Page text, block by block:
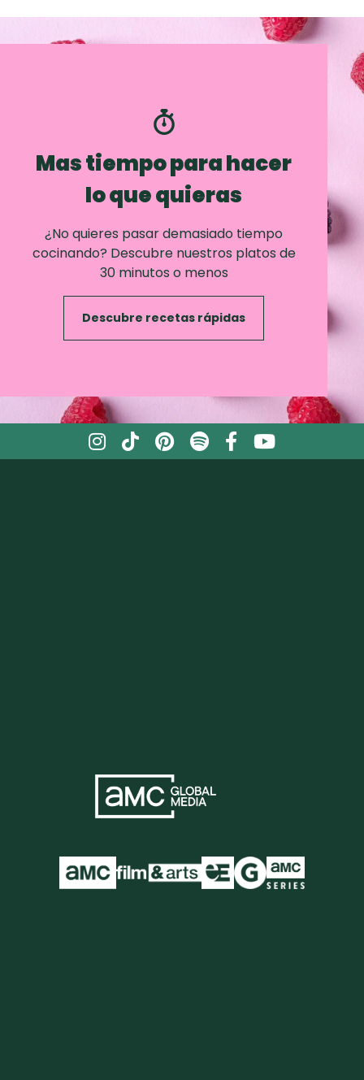
Mas tiempo para hacer
lo que quieras
¿No quieres pasar demasiado tiempo
cocinando? Descubre nuestros platos de
30 minutos o menos
Descubre recetas rápidas